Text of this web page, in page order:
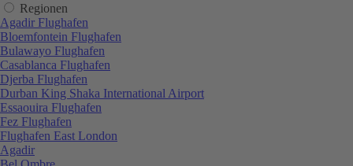
Regionen
Agadir Flughafen
Bloemfontein Flughafen
Bulawayo Flughafen
Casablanca Flughafen
Djerba Flughafen
Durban King Shaka International Airport
Essaouira Flughafen
Fez Flughafen
Flughafen East London
Agadir